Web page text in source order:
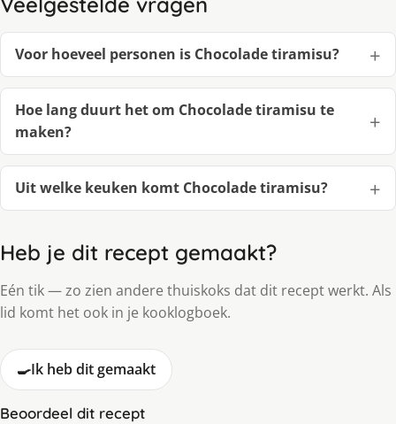
Voor hoeveel personen is Chocolade tiramisu?
Hoe lang duurt het om Chocolade tiramisu te
maken?
Uit welke keuken komt Chocolade tiramisu?
Heb je dit recept gemaakt?
Eén tik — zo zien andere thuiskoks dat dit recept werkt. Als
lid komt het ook in je kooklogboek.
🍳Ik heb dit gemaakt
Beoordeel dit recept